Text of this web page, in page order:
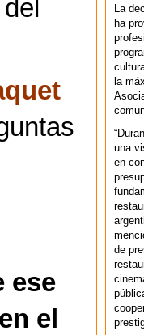
ese
el
La
ha
la
una
en
de